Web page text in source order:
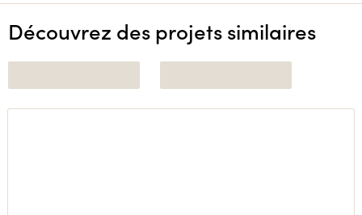
Découvrez des projets similaires